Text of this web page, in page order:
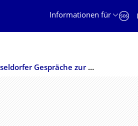
Informationen für
What is History all about? Dresden-Düsseldorfer Gespräche zur Geschichte und Gegenwart